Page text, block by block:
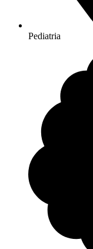
Pediatria